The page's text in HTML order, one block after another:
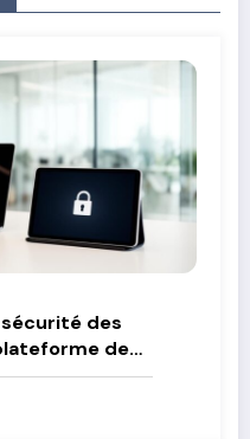
des
de